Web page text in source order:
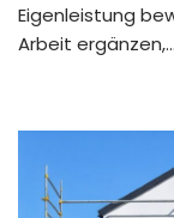
Eigenleistung
Arbeit ergänzen,…